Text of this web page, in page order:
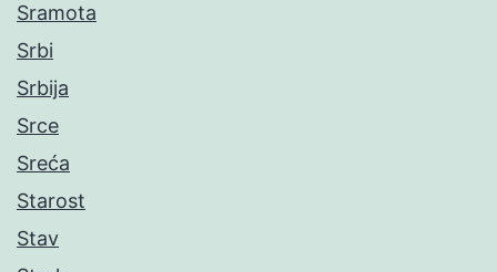
Sramota
Srbi
Srbija
Srce
Sreća
Starost
Stav